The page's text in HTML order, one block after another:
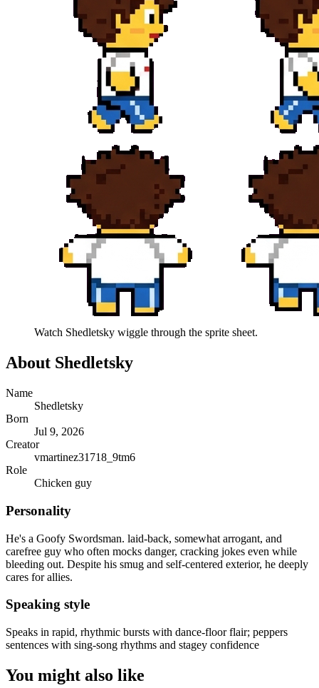
Watch Shedletsky wiggle through the sprite sheet.
About Shedletsky
Name
Shedletsky
Born
Jul 9, 2026
Creator
vmartinez31718_9tm6
Role
Chicken guy
Personality
He's a Goofy Swordsman. laid-back, somewhat arrogant, and
carefree guy who often mocks danger, cracking jokes even while
bleeding out. Despite his smug and self-centered exterior, he deeply
cares for allies.
Speaking style
Speaks in rapid, rhythmic bursts with dance-floor flair; peppers
sentences with sing-song rhythms and stagey confidence
You might also like